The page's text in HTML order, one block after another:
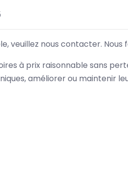
veuillez nous contacter. Nous
à prix raisonnable sans
améliorer ou maintenir